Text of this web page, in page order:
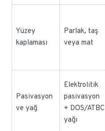
Yüzey
kaplaması
Parlak, taş
veya mat
Pasivasyon
ve yağ
Elektrolitik
pasivasyon
+ DOS/ATBC
yağı